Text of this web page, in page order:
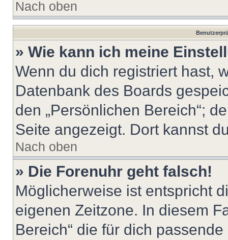
Nach oben
» Wie kann ich meine
Wenn du dich registriert hast,
Datenbank des Boards
den „Persönlichen Bereich“;
Seite angezeigt. Dort kannst
Nach oben
» Die Forenuhr geht falsch!
Möglicherweise ist entspricht
eigenen Zeitzone. In diesem
Bereich“ die für dich